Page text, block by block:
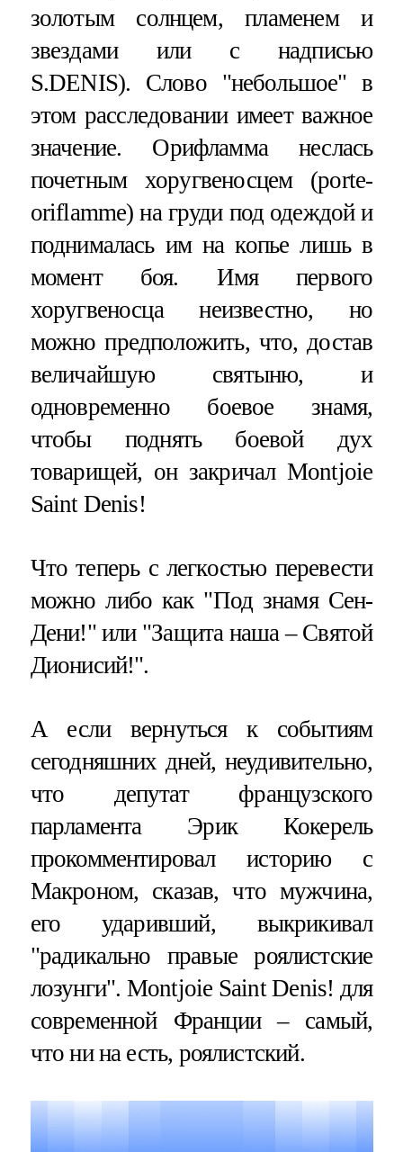
золотым солнцем, пламенем и
звездами или с надписью
S.DENIS). Слово "небольшое" в
этом расследовании имеет важное
значение. Орифламма неслась
почетным хоругвеносцем (porte-
oriflamme) на груди под одеждой и
поднималась им на копье лишь в
момент боя. Имя первого
хоругвеносца неизвестно, но
можно предположить, что, достав
величайшую святыню, и
одновременно боевое знамя,
чтобы поднять боевой дух
товарищей, он закричал Montjoie
Saint Denis!
Что теперь с легкостью перевести
можно либо как "Под знамя Сен-
Дени!" или "Защита наша – Святой
Дионисий!".
А если вернуться к событиям
сегодняшних дней, неудивительно,
что депутат французского
парламента Эрик Кокерель
прокомментировал историю с
Макроном, сказав, что мужчина,
его ударивший, выкрикивал
"радикально правые роялистские
лозунги". Montjoie Saint Denis! для
современной Франции – самый,
что ни на есть, роялистский.